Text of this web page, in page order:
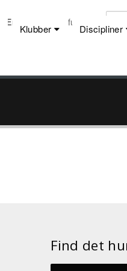
Email: dfu@dfu.dk
Klubber Discipliner
Find det